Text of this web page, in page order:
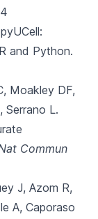
and Python.
Moakley DF,
Serrano L.
Commun
J, Azom R,
A, Caporaso